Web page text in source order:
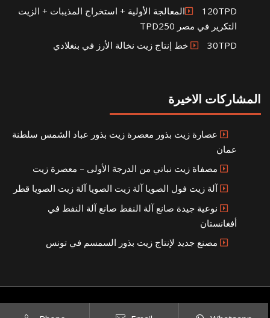
120TPDالمعالجة الأولية + استخراج المذيبات + الزيت
التكرير في مصر TPD250
30TPD خط إنتاج زيت نخالة الأرز في بنغلادي
المشاركات الاخيرة
عصارة زيت بذور معصرة زيت بذور عباد الشمس سلطنة
عمان
مصفاة زيت نباتي من الدرجة الأولى – معصرة زيت
آلة زيت فول الصويا آلة زيت الصويا آلة زيت الصويا قطر
نوعية جيدة صانع آلة النفط صانع آلة النفط في
أفغانستان
مصنع جديد لإنتاج زيت بذور السمسم في تونس